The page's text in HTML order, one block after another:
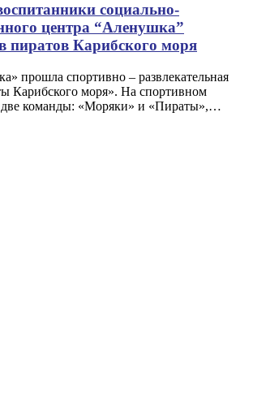
социально-
центра “Аленушка”
пиратов Карибского моря
прошла спортивно – развлекательная
Карибского моря». На спортивном
две команды: «Моряки» и «Пираты»,…